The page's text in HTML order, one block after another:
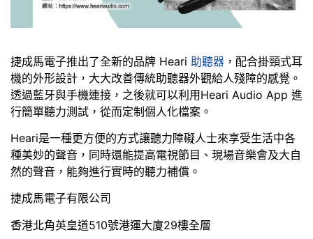
捷成馬電子推出了全新的品牌 Heari 助聽器 ，配合掛頸式耳
機的外形設計，大大改善傳統助聽器外觀給人殘障的感覺。
透過藍牙與手機連接，之後就可以利用Heari Audio App 進
行簡單聽力測試，從而定制個人化檔案。
Heari是一種更方便的方式讓聽力障礙人士來享受生活中各
種美妙的聲音，同時還能提高電視節目、現場音樂會及大自
然的聲音，能夠進行實時的聽力補償。
捷成馬電子有限公司
香港北角英皇道510號港運大廈29樓全層